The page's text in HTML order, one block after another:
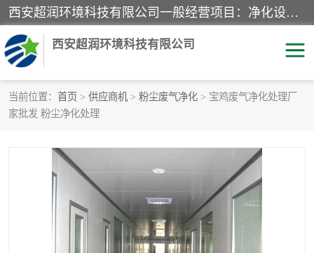
西安超润环境科技有限公司一般经营项目：净化设备、厨房设备、五金机电设备、不锈钢制品、彩钢夹心板、水处理设备的研发、销售；空气净化设备、办公设备、通风设备、建筑材料、金属材料的销售；净化工程、钢结构工程、机电设备工程的设计与施工及技术咨询服务；货物及技术的进出口的业务经营。
西安超润环境科技有限公司
当前位置： 首页 > 供应商机 > 粉尘废气净化 > 宝鸡废气净化处理厂
家批发 粉尘净化处理
洁净手术室
粉尘废气净化
净化车间工程 GMP车间